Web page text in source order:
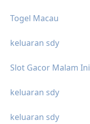
Togel Macau
keluaran sdy
Slot Gacor Malam Ini
keluaran sdy
keluaran sdy